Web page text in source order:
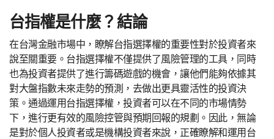
台指權是什麼？結論
在台灣金融市場中，瞭解台指選擇權的重要性對於投資者來
說至關重要。台指選擇權不僅提供了風險管理的工具，同時
也為投資者提供了進行籌碼遊戲的機會，讓他們能夠依據其
對大盤指數未來走勢的預測，去做出更具靈活性的投資決
策。通過運用台指選擇權，投資者可以在不同的市場情勢
下，進行更有效的風險控管與預期回報的規劃。因此，無論
是對於個人投資者或是機構投資者來說，正確瞭解和運用台